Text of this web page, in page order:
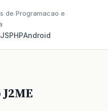
de Programacao e
JSPHPAndroid